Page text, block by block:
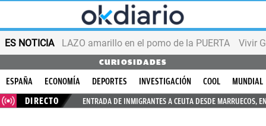
ES NOTICIA LAZO amarillo en el pomo de la PUERTA Vivir
CURIOSIDADES
ESPAÑA ECONOMÍA DEPORTES INVESTIGACIÓN COOL
MUNDIAL
DIRECTO
ENTRADA DE INMIGRANTES A CEUTA DESDE MARRUECOS,